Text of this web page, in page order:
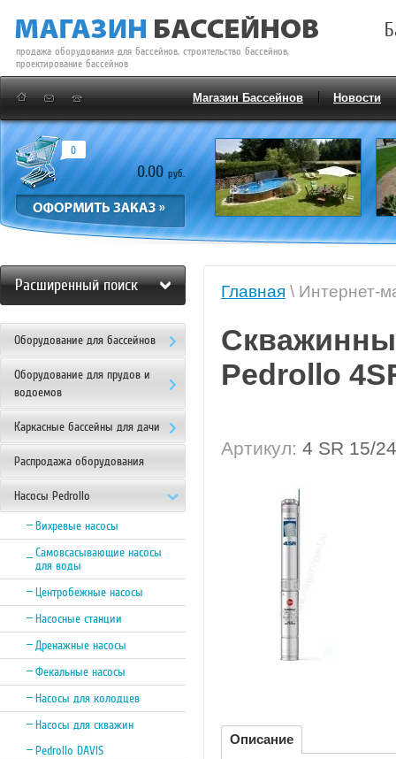
продажа оборудования для бассейнов, строительство бассейнов,
проектирование бассейнов
Магазин Бассейнов Новости
0.00 руб.
0
Главная \ Интернет-
Pedrollo
Артикул: 4 SR 15/24
Описание
Расширенный поиск
Оборудование для бассейнов
Оборудование для прудов и
водоемов
Каркасные бассейны для дачи
Распродажа оборудования
Насосы Pedrollo
Вихревые насосы
Самовсасывающие насосы
для воды
Центробежные насосы
Насосные станции
Дренажные насосы
Фекальные насосы
Насосы для колодцев
Насосы для скважин
Pedrollo DAVIS